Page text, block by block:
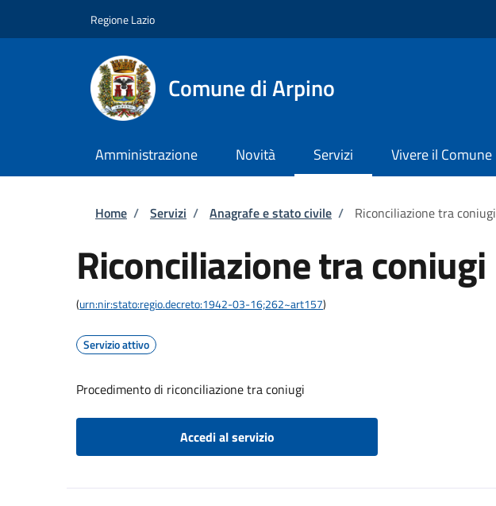
Regione Lazio
Comune di Arpino
Amministrazione Novità Servizi Vivere il Comune
Briciole di pane
Home / Servizi / Anagrafe e stato civile / Riconciliazione tra coniugi
Riconciliazione tra coniugi
(urn:nir:stato:regio.decreto:1942-03-16;262~art157)
Servizio attivo
Procedimento di riconciliazione tra coniugi
Accedi al servizio